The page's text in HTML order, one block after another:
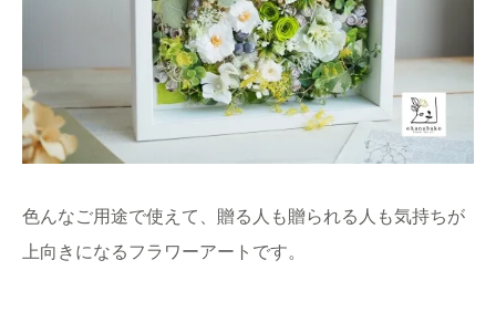
色んなご用途で使えて、贈る人も贈られる人も気持ちが
上向きになるフラワーアートです。